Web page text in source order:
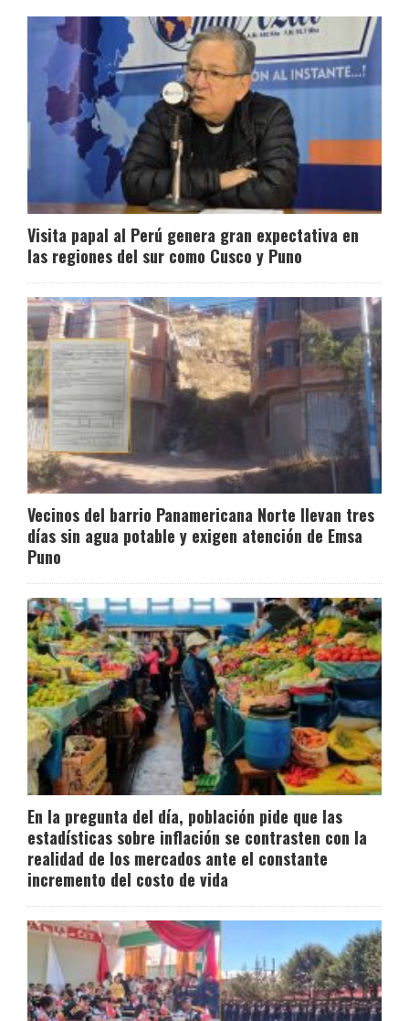
Visita papal al Perú genera gran expectativa en
las regiones del sur como Cusco y Puno
Vecinos del barrio Panamericana Norte llevan tres
días sin agua potable y exigen atención de Emsa
Puno
En la pregunta del día, población pide que las
estadísticas sobre inflación se contrasten con la
realidad de los mercados ante el constante
incremento del costo de vida